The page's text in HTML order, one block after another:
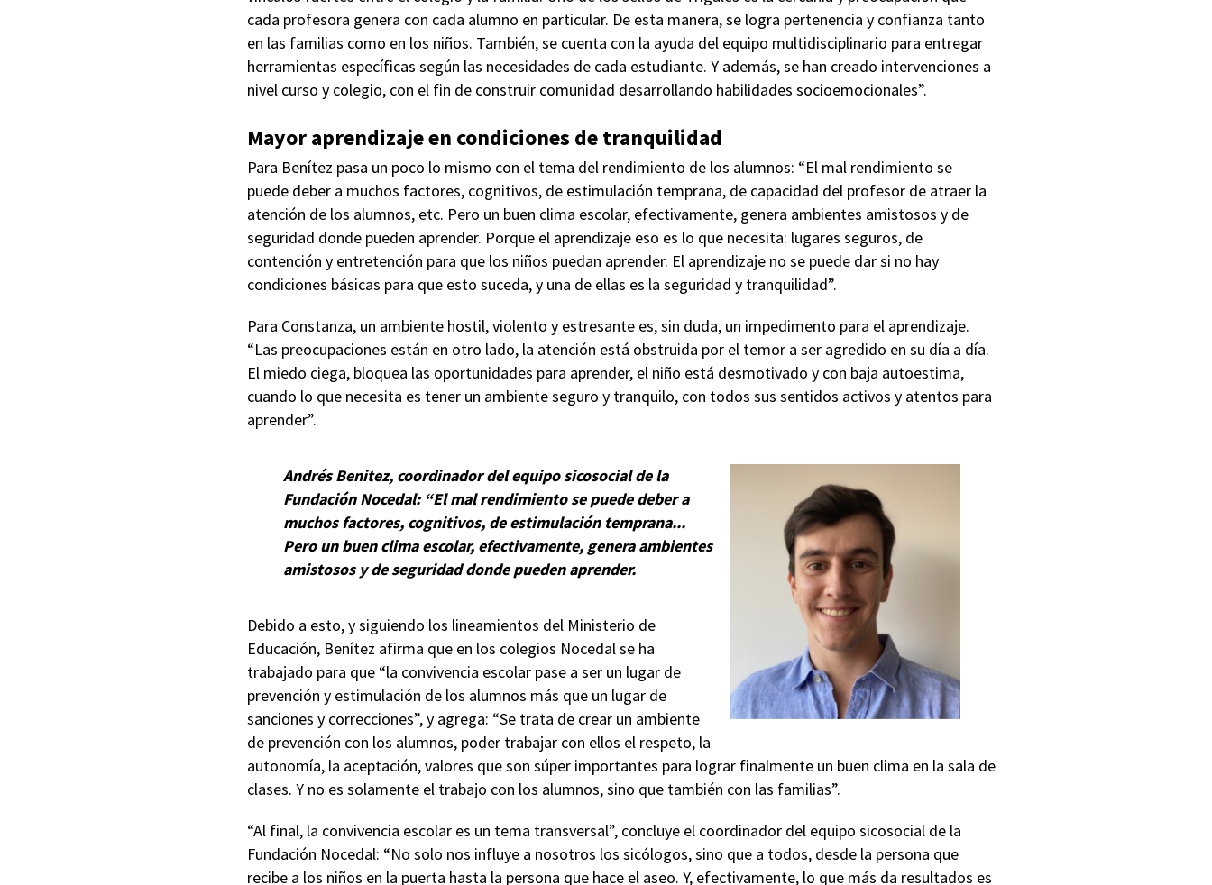
cada profesora genera con cada alumno en particular. De esta manera, se logra pertenencia y confianza tanto
en las familias como en los niños. También, se cuenta con la ayuda del equipo multidisciplinario para entregar
herramientas específicas según las necesidades de cada estudiante. Y además, se han creado intervenciones a
nivel curso y colegio, con el fin de construir comunidad desarrollando habilidades socioemocionales”.
Mayor aprendizaje en condiciones de tranquilidad
Para Benítez pasa un poco lo mismo con el tema del rendimiento de los alumnos: “El mal rendimiento se
puede deber a muchos factores, cognitivos, de estimulación temprana, de capacidad del profesor de atraer la
atención de los alumnos, etc. Pero un buen clima escolar, efectivamente, genera ambientes amistosos y de
seguridad donde pueden aprender. Porque el aprendizaje eso es lo que necesita: lugares seguros, de
contención y entretención para que los niños puedan aprender. El aprendizaje no se puede dar si no hay
condiciones básicas para que esto suceda, y una de ellas es la seguridad y tranquilidad”.
Para Constanza, un ambiente hostil, violento y estresante es, sin duda, un impedimento para el aprendizaje.
“Las preocupaciones están en otro lado, la atención está obstruida por el temor a ser agredido en su día a día.
El miedo ciega, bloquea las oportunidades para aprender, el niño está desmotivado y con baja autoestima,
cuando lo que necesita es tener un ambiente seguro y tranquilo, con todos sus sentidos activos y atentos para
aprender”.
Andrés Benitez, coordinador del equipo sicosocial de la
Fundación Nocedal: “El mal rendimiento se puede deber a
muchos factores, cognitivos, de estimulación temprana...
Pero un buen clima escolar, efectivamente, genera ambientes
amistosos y de seguridad donde pueden aprender.
Debido a esto, y siguiendo los lineamientos del Ministerio de
Educación, Benítez afirma que en los colegios Nocedal se ha
trabajado para que “la convivencia escolar pase a ser un lugar de
prevención y estimulación de los alumnos más que un lugar de
sanciones y correcciones”, y agrega: “Se trata de crear un ambiente
de prevención con los alumnos, poder trabajar con ellos el respeto, la
autonomía, la aceptación, valores que son súper importantes para lograr finalmente un buen clima en la sala de
clases. Y no es solamente el trabajo con los alumnos, sino que también con las familias”.
“Al final, la convivencia escolar es un tema transversal”, concluye el coordinador del equipo sicosocial de la
Fundación Nocedal: “No solo nos influye a nosotros los sicólogos, sino que a todos, desde la persona que
recibe a los niños en la puerta hasta la persona que hace el aseo. Y, efectivamente, lo que más da resultados es